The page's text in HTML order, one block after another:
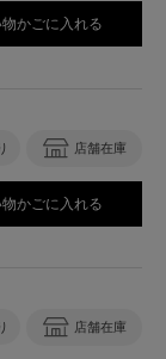
物かごに入れる
店舗在庫
物かごに入れる
店舗在庫